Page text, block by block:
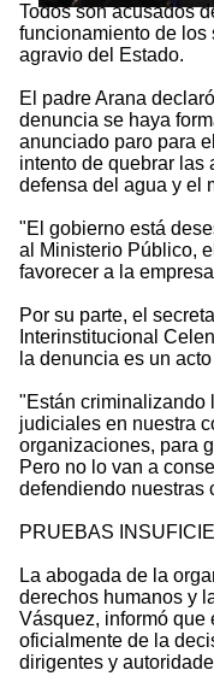
Todos son acusados
funcionamiento de los
agravio del Estado.
El padre Arana
denuncia se haya
anunciado paro para
intento de quebrar las
defensa del agua y el
"El gobierno está
al Ministerio Público,
favorecer a la
Por su parte, el
Interinstitucional
la denuncia es un
"Están criminalizando
judiciales en nuestra
organizaciones, para
Pero no lo van a
defendiendo nuestras
PRUEBAS
La abogada de la
derechos humanos y
Vásquez, informó que
oficialmente de la
dirigentes y